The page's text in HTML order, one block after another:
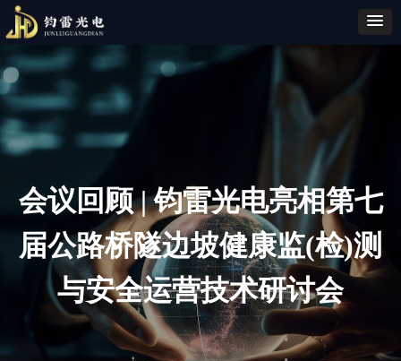
会议回顾 | 钧雷光电亮相第七
届公路桥隧边坡健康监(检)测
与安全运营技术研讨会